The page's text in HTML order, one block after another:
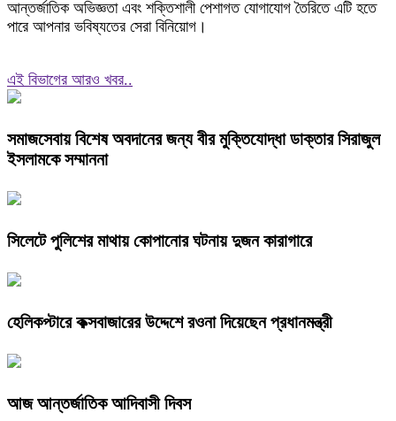
আন্তর্জাতিক অভিজ্ঞতা এবং শক্তিশালী পেশাগত যোগাযোগ তৈরিতে এটি হতে
পারে আপনার ভবিষ্যতের সেরা বিনিয়োগ।
এই বিভাগের আরও খবর..
সমাজসেবায় বিশেষ অবদানের জন্য বীর মুক্তিযোদ্ধা ডাক্তার সিরাজুল
ইসলামকে সম্মাননা
সিলেটে পুলিশের মাথায় কোপানোর ঘটনায় দুজন কারাগারে
হেলিকপ্টারে কক্সবাজারের উদ্দেশে রওনা দিয়েছেন প্রধানমন্ত্রী
আজ আন্তর্জাতিক আদিবাসী দিবস